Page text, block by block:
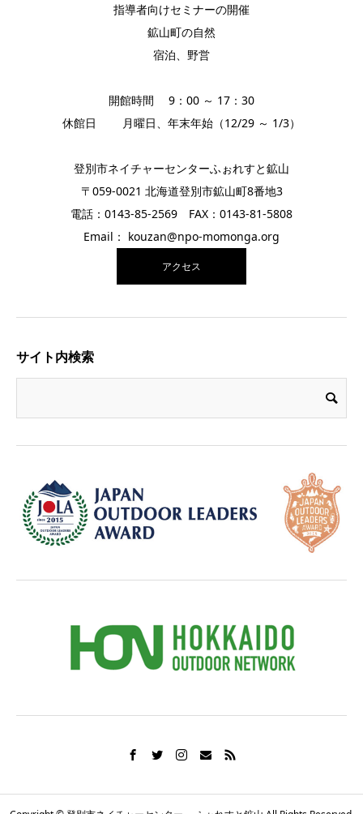
指導者向けセミナーの開催
鉱山町の自然
宿泊、野営
開館時間 9：00 ～ 17：30
休館日 月曜日、年末年始（12/29 ～ 1/3）
登別市ネイチャーセンターふぉれすと鉱山
〒059-0021 北海道登別市鉱山町8番地3
電話：0143-85-2569 FAX：0143-81-5808
Email： kouzan@npo-momonga.org
アクセス
サイト内検索